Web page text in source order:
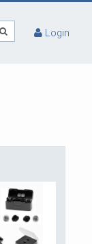
Login